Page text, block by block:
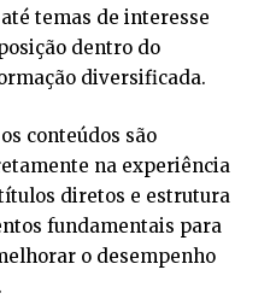
temas de interesse
dentro do
diversificada.
conteúdos são
na experiência
diretos e estrutura
fundamentais para
o desempenho